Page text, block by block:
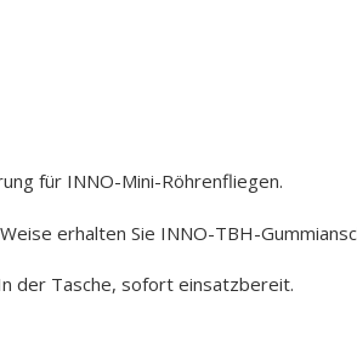
für INNO-Mini-Röhrenfliegen.
erhalten Sie INNO-TBH-
der Tasche, sofort einsatzbereit.